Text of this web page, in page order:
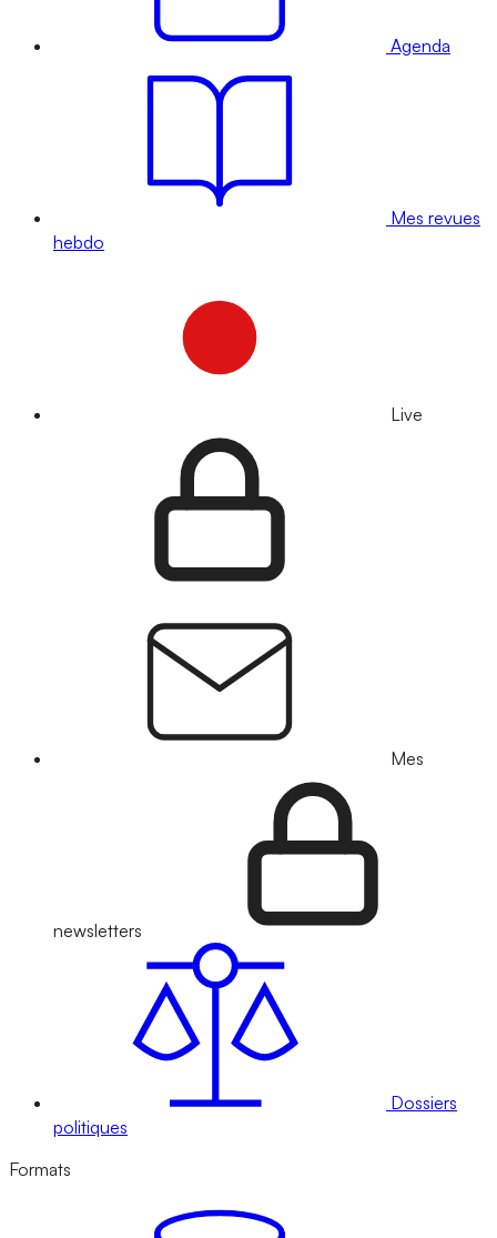
Agenda
Mes revues
hebdo
Live
Mes
newsletters
Dossiers
politiques
Formats